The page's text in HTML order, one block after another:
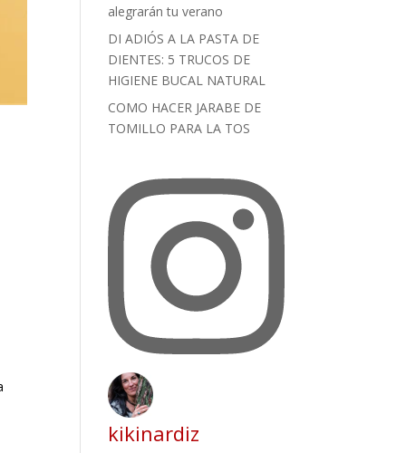
alegrarán tu verano
DI ADIÓS A LA PASTA DE
DIENTES: 5 TRUCOS DE
HIGIENE BUCAL NATURAL
COMO HACER JARABE DE
TOMILLO PARA LA TOS
kikinardiz